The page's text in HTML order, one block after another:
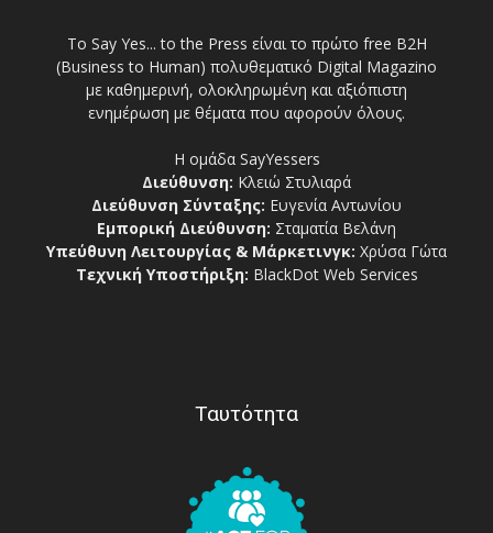
Το Say Yes... to the Press είναι το πρώτο free Β2Η
(Business to Human) πολυθεματικό Digital Magazino
με καθημερινή, ολοκληρωμένη και αξιόπιστη
ενημέρωση με θέματα που αφορούν όλους.
Η ομάδα SayYessers
Διεύθυνση: Κλειώ Στυλιαρά
Διεύθυνση Σύνταξης: Ευγενία Αντωνίου
Εμπορική Διεύθυνση: Σταματία Βελάνη
Υπεύθυνη Λειτουργίας & Μάρκετινγκ: Χρύσα Γώτα
Τεχνική Υποστήριξη: BlackDot Web Services
Ταυτότητα